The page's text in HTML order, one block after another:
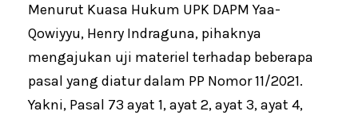
Menurut Kuasa Hukum UPK DAPM Yaa-
Qowiyyu, Henry Indraguna, pihaknya
mengajukan uji materiel terhadap beberapa
pasal yang diatur dalam PP Nomor 11/2021.
Yakni, Pasal 73 ayat 1, ayat 2, ayat 3, ayat 4,